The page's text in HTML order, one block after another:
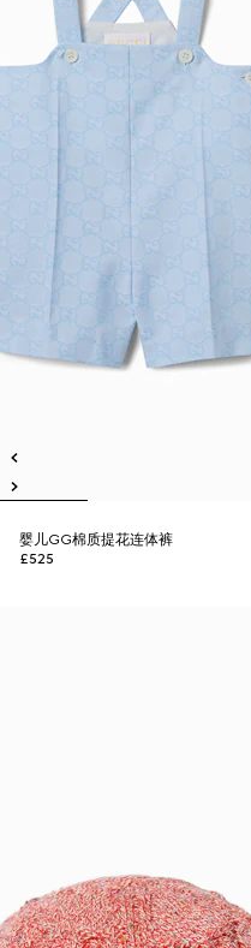
婴儿GG棉质提花连体裤
£525